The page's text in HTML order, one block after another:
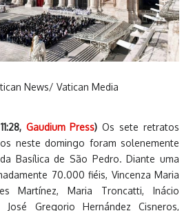
News/ Vatican Media
, Gaudium Press) Os sete retratos
neste domingo foram solenemente
Basílica de São Pedro. Diante uma
70.000 fiéis, Vincenza Maria
Martínez, Maria Troncatti, Inácio
José Gregorio Hernández Cisneros,